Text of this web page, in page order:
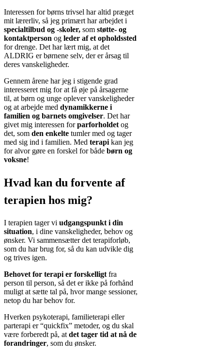
Interessen for børns trivsel har altid præget
mit lærerliv, så jeg primært har arbejdet i
specialtilbud og -skoler, som støtte- og
kontaktperson og leder af et opholdssted
for drenge. Det har lært mig, at det
ALDRIG er børnene selv, der er årsag til
deres vanskeligheder.
Gennem årene har jeg i stigende grad
interesseret mig for at få øje på årsagerne
til, at børn og unge oplever vanskeligheder
og at arbejde med dynamikkerne i
familien og barnets omgivelser. Det har
givet mig interessen forparforholdet og
det, som den enkelte tumler med og tager
med sig ind i familien. Med terapi kan jeg
for alvor gøre en forskel for både børn og
voksne!
Hvad kan du forvente af
terapien hos mig?
I terapien tager vi udgangspunkt i din
situation, i dine vanskeligheder, behov og
ønsker. Vi sammensætter det terapiforløb,
som du har brug for, så du kan udvikle dig
og trives igen.
Behovet for terapi er forskelligt fra
person til person, så det er ikke på forhånd
muligt at sætte tal på, hvor mange sessioner,
netop du har behov for.
Hverken psykoterapi, familieterapi eller
parterapi er “quickfix” metoder, og du skal
være forberedt på, at det tager tid at nå de
forandringer, som du ønsker.